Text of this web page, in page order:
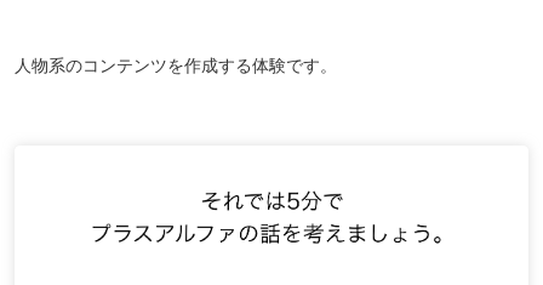
人物系のコンテンツを作成する体験です。